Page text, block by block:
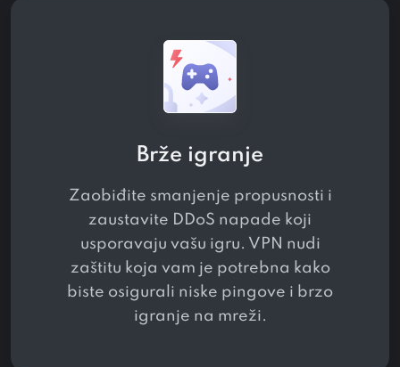
Brže igranje
Zaobiđite smanjenje propusnosti i
zaustavite DDoS napade koji
usporavaju vašu igru. VPN nudi
zaštitu koja vam je potrebna kako
biste osigurali niske pingove i brzo
igranje na mreži.